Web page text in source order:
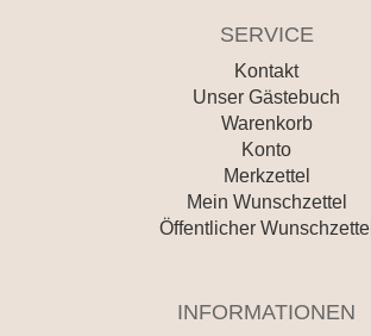
SERVICE
Kontakt
Unser Gästebuch
Warenkorb
Konto
Merkzettel
Mein Wunschzettel
Öffentlicher Wunschzettel
INFORMATIONEN